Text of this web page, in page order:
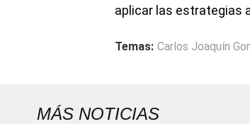
aplicar las estrategias
Temas: Carlos Joaquín
MÁS NOTICIAS